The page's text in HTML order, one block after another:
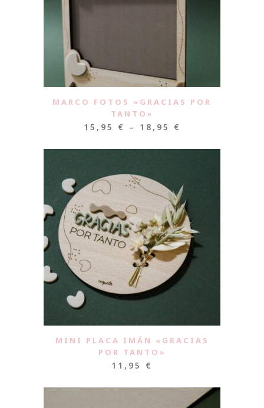
MARCO FOTOS «GRACIAS POR
TANTO»
15,95 € – 18,95 €
MINI PLACA IMÁN «GRACIAS
POR TANTO»
11,95 €